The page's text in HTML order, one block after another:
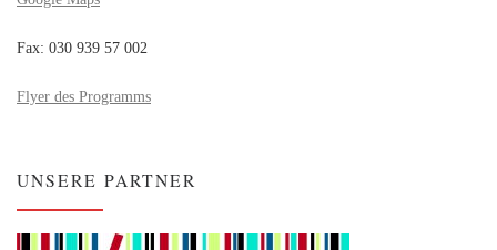
Fax: 030 939 57 002
Flyer des Programms
UNSERE PARTNER